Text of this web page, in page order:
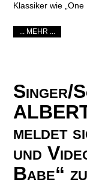
Klassiker wie
... MEHR ...
Singer/
meldet
und
Babe“